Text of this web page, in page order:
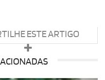
ESTE ARTIGO